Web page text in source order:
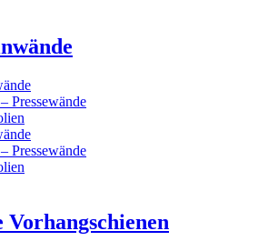
Pressewände
Pressewände